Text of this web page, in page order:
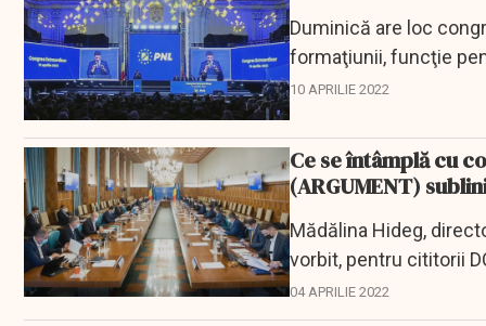
Duminică are loc
formaţiunii, funcţie
10 APRILIE 2022
Ce se întâmplă cu
(ARGUMENT)
Mădălina Hideg,
vorbit, pentru cititorii
demisia lui Florin...
04 APRILIE 2022